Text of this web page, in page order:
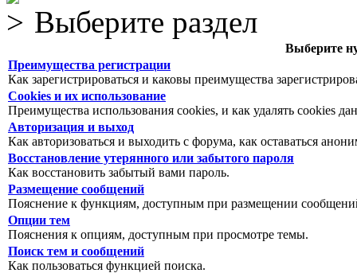
Выберите раздел
Выберите
Преимущества регистрации
Как зарегистрироваться и каковы преимущества
Cookies и их использование
Преимущества использования cookies, и как удалять cookies
Авторизация и выход
Как авторизоваться и выходить с форума, как оставаться
Восстановление утерянного или забытого пароля
Как восстановить забытый вами пароль.
Размещение сообщений
Пояснение к функциям, доступным при размещении
Опции тем
Пояснения к опциям, доступным при просмотре темы.
Поиск тем и сообщений
Как пользоваться функцией поиска.